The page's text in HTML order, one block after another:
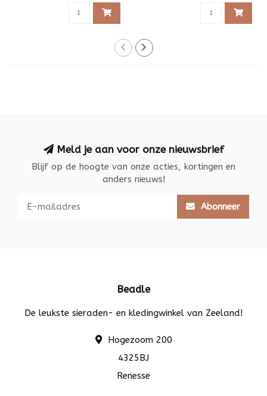
Meld je aan voor onze nieuwsbrief
Blijf op de hoogte van onze acties, kortingen en
anders nieuws!
Abonneer
Beadle
De leukste sieraden- en kledingwinkel van Zeeland!
Hogezoom 200
4325BJ
Renesse